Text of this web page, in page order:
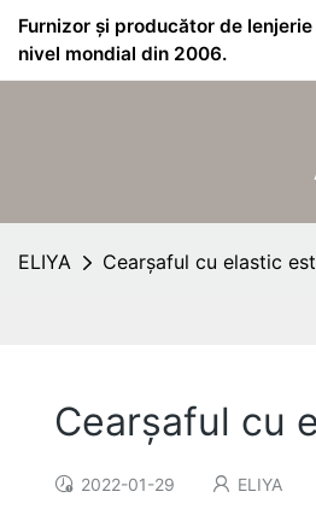
Furnizor și producător de
nivel mondial din 2006.
ELIYA Cearșaful cu elastic
Cearșaful cu
2022-01-29 ELIYA